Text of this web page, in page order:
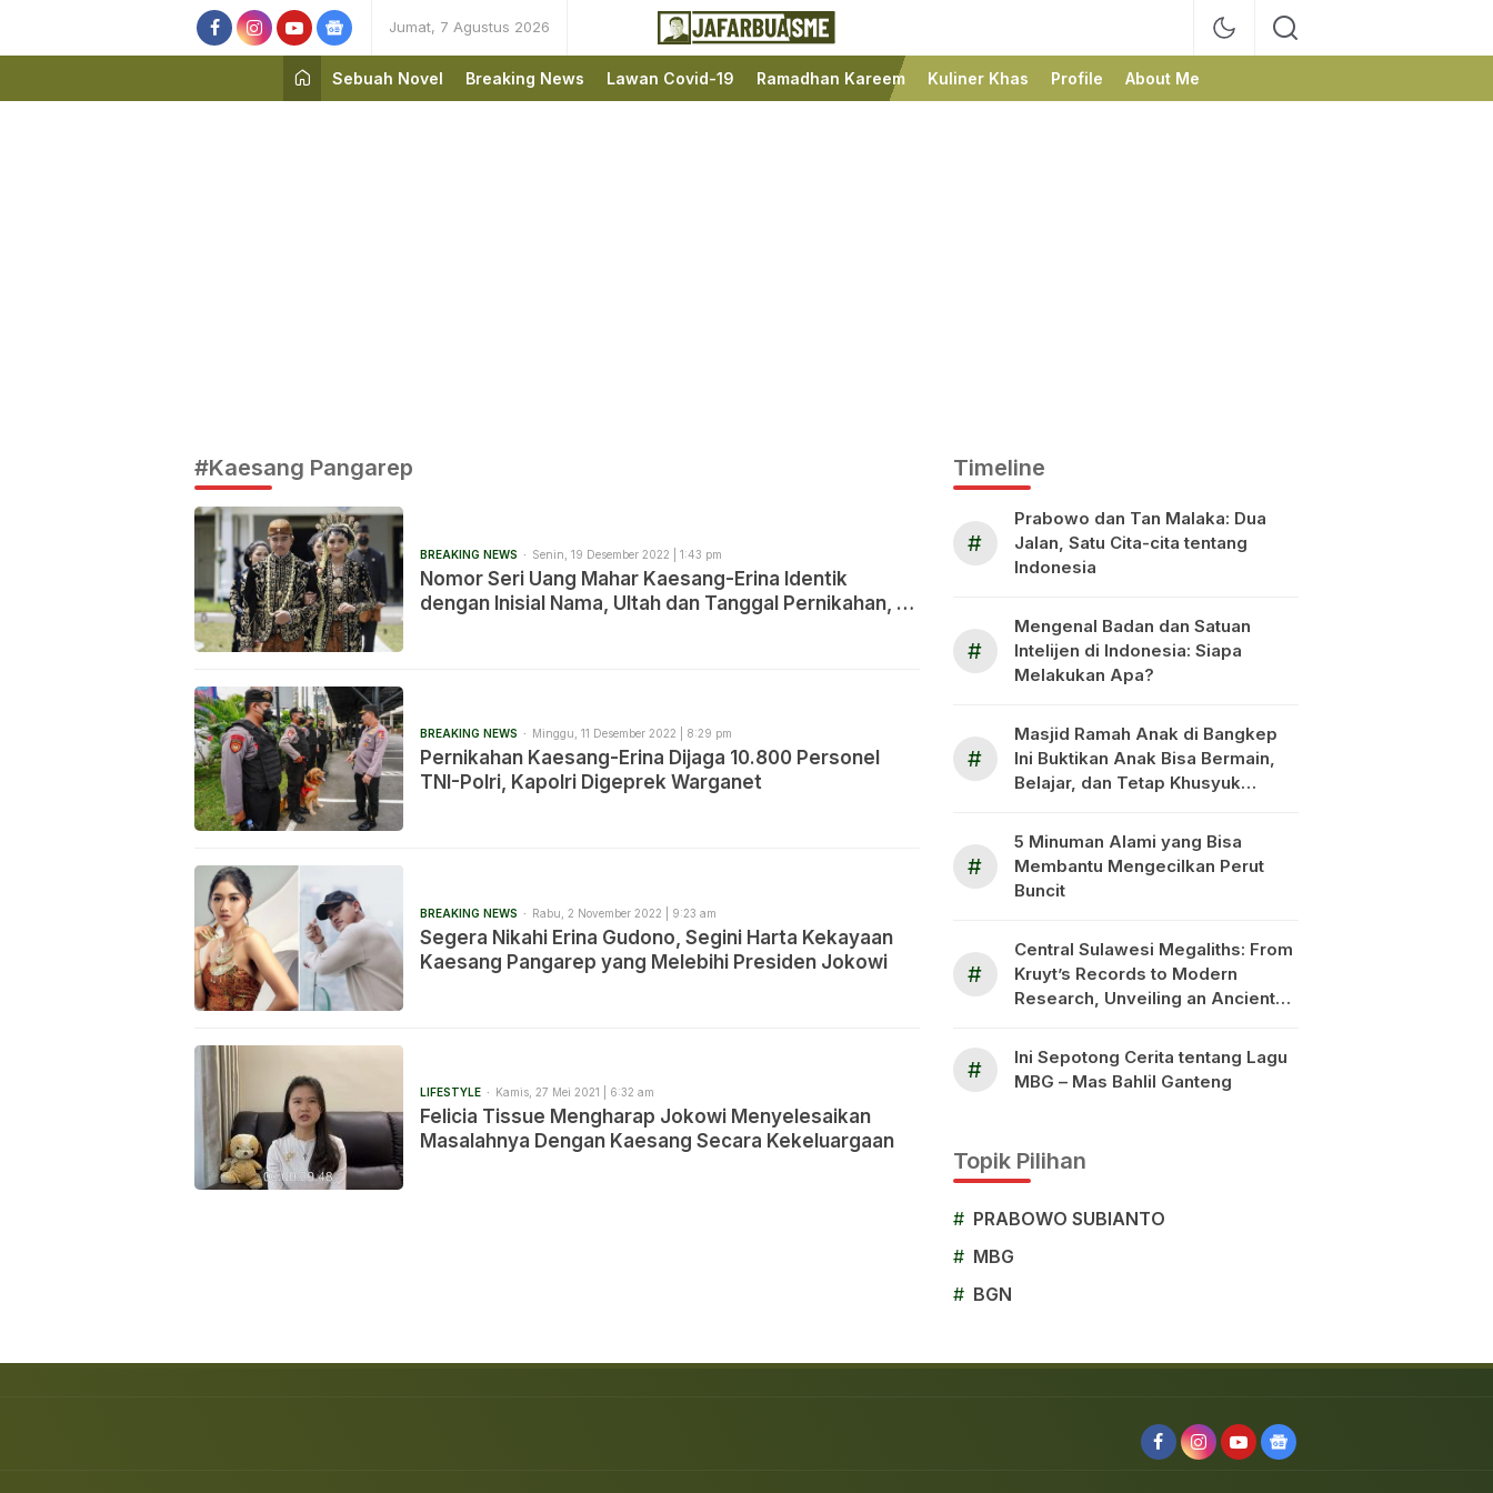
Jumat, 7 Agustus 2026
JafarBua
Ini bukan Media Online,
Ini Jafarbuaisme.com
Sebuah Novel
Breaking News Lawan Covid-19 Ramadhan Kareem Kuliner Khas Profile About Me
#Kaesang Pangarep
BREAKING NEWS Senin, 19 Desember 2022 | 1:43 pm
Nomor Seri Uang Mahar Kaesang-Erina Identik
dengan Inisial Nama, Ultah dan Tanggal Pernikahan, BI
BREAKING NEWS Minggu, 11 Desember 2022 | 8:29 pm
Pernikahan Kaesang-Erina Dijaga 10.800 Personel
TNI-Polri, Kapolri Digeprek Warganet
BREAKING NEWS Rabu, 2 November 2022 | 9:23 am
Segera Nikahi Erina Gudono, Segini Harta Kekayaan
Kaesang Pangarep yang Melebihi Presiden Jokowi
LIFESTYLE Kamis, 27 Mei 2021 | 6:32 am
Felicia Tissue Mengharap Jokowi Menyelesaikan
Masalahnya Dengan Kaesang Secara Kekeluargaan
Timeline
#
Prabowo dan Tan Malaka: Dua
Jalan, Satu Cita-cita tentang
Indonesia
#
Mengenal Badan dan Satuan
Intelijen di Indonesia: Siapa
Melakukan Apa?
#
Masjid Ramah Anak di Bangkep
Ini Buktikan Anak Bisa Bermain,
Belajar, dan Tetap Khusyuk
#
5 Minuman Alami yang Bisa
Membantu Mengecilkan Perut
Buncit
#
Central Sulawesi Megaliths: From
Kruyt’s Records to Modern
Research, Unveiling an Ancient
Sulawesi
#
Ini Sepotong Cerita tentang Lagu
MBG – Mas Bahlil Ganteng
Topik Pilihan
# PRABOWO SUBIANTO
# MBG
# BGN